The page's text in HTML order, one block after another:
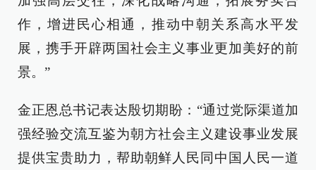
作，增进民心相通，推动中朝关系高水平发
展，携手开辟两国社会主义事业更加美好的前
景。”
金正恩总书记表达殷切期盼：“通过党际渠道加
强经验交流互鉴为朝方社会主义建设事业发展
提供宝贵助力，帮助朝鲜人民同中国人民一道